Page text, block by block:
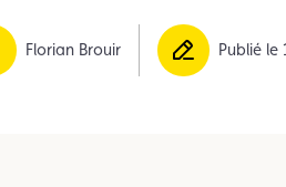
Formulaire licence
Florian Brouir Publié le